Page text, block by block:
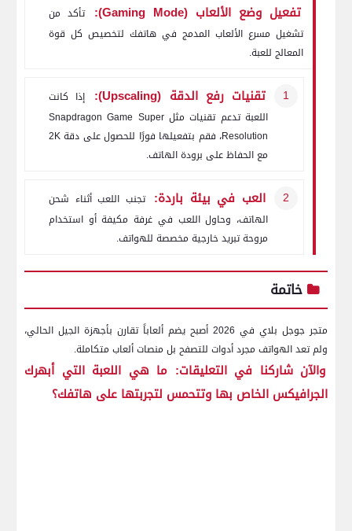
تفعيل وضع الألعاب (Gaming Mode):
تأكد من
تشغيل مسرع الألعاب المدمج في هاتفك لتخصيص كل قوة
المعالج للعبة.
تقنيات رفع الدقة (Upscaling):
إذا كانت
اللعبة تدعم تقنيات مثلSnapdragon Game Super
Resolution
، فقم بتفعيلها فورًا للحصول على دقة 2K
مع الحفاظ على برودة الهاتف.
العب في بيئة باردة: تجنب اللعب أثناء شحن
الهاتف، وحاول اللعب في غرفة مكيفة أو استخدام
مروحة تبريد خارجية مخصصة للهواتف.
خاتمة
متجر جوجل بلاي في 2026 أصبح يضم ألعاباً تقارن بأجهزة الجيل الحالي،
ولم تعد الهواتف مجرد أدوات للتصفح بل منصات ألعاب متكاملة.
والآن شاركنا في التعليقات: ما هي اللعبة التي أبهرك
الجرافيكس الخاص بها وتتحمس لتجربتها على هاتفك؟